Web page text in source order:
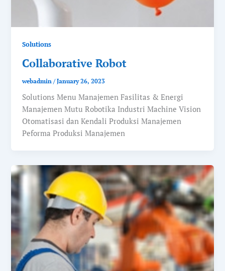
Solutions
Collaborative Robot
webadmin/January 26, 2023
Solutions Menu Manajemen Fasilitas & Energi
Manajemen Mutu Robotika Industri Machine Vision
Otomatisasi dan Kendali Produksi Manajemen
Peforma Produksi Manajemen